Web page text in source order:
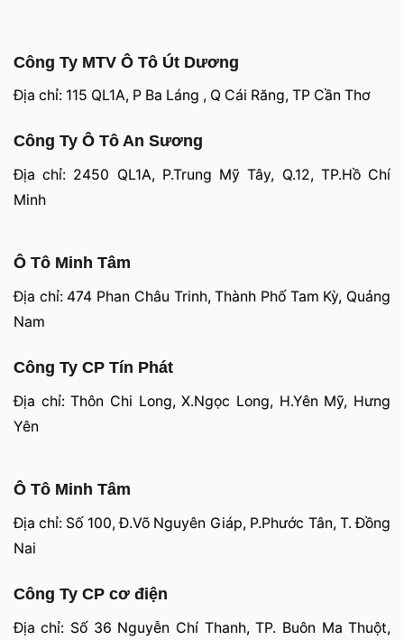
Công Ty MTV Ô Tô Út Dương
Địa chỉ: 115 QL1A, P Ba Láng , Q Cái Răng, TP Cần Thơ
Công Ty Ô Tô An Sương
Địa chỉ: 2450 QL1A, P.Trung Mỹ Tây, Q.12, TP.Hồ Chí
Minh
Ô Tô Minh Tâm
Địa chỉ: 474 Phan Châu Trinh, Thành Phố Tam Kỳ, Quảng
Nam
Công Ty CP Tín Phát
Địa chỉ: Thôn Chi Long, X.Ngọc Long, H.Yên Mỹ, Hưng
Yên
Ô Tô Minh Tâm
Địa chỉ: Số 100, Đ.Võ Nguyên Giáp, P.Phước Tân, T. Đồng
Nai
Công Ty CP cơ điện
Địa chỉ: Số 36 Nguyễn Chí Thanh, TP. Buôn Ma Thuột,